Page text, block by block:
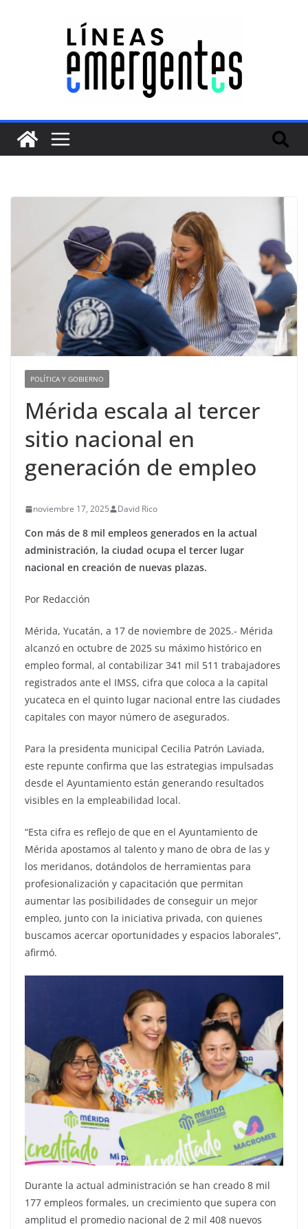
POLÍTICA Y GOBIERNO
Mérida escala al tercer
sitio nacional en
generación de empleo
noviembre 17, 2025 David Rico
Con más de 8 mil empleos generados en la actual
administración, la ciudad ocupa el tercer lugar
nacional en creación de nuevas plazas.
Por Redacción
Mérida, Yucatán, a 17 de noviembre de 2025.- Mérida
alcanzó en octubre de 2025 su máximo histórico en
empleo formal, al contabilizar 341 mil 511 trabajadores
registrados ante el IMSS, cifra que coloca a la capital
yucateca en el quinto lugar nacional entre las ciudades
capitales con mayor número de asegurados.
Para la presidenta municipal Cecilia Patrón Laviada,
este repunte confirma que las estrategias impulsadas
desde el Ayuntamiento están generando resultados
visibles en la empleabilidad local.
“Esta cifra es reflejo de que en el Ayuntamiento de
Mérida apostamos al talento y mano de obra de las y
los meridanos, dotándolos de herramientas para
profesionalización y capacitación que permitan
aumentar las posibilidades de conseguir un mejor
empleo, junto con la iniciativa privada, con quienes
buscamos acercar oportunidades y espacios laborales”,
afirmó.
Durante la actual administración se han creado 8 mil
177 empleos formales, un crecimiento que supera con
amplitud el promedio nacional de 2 mil 408 nuevos